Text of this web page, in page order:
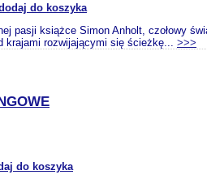
do koszyka
pasji książce Simon Anholt, czołowy
krajami rozwijającymi się ścieżkę... >>>
do koszyka